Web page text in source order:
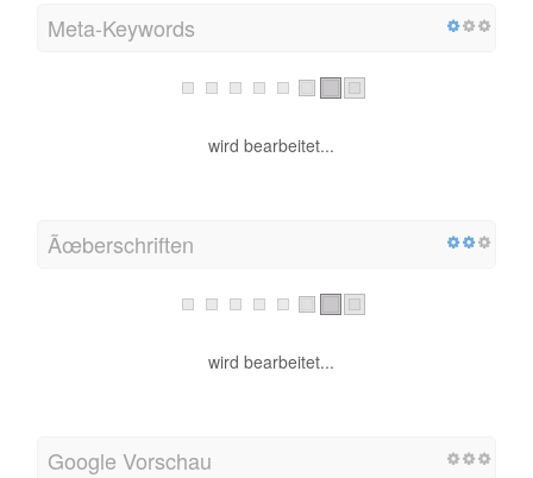
Meta-Keywords
wird bearbeitet...
Ãœberschriften
wird bearbeitet...
Google Vorschau